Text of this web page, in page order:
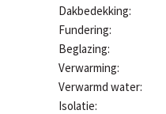
Dakbedekking:
Fundering:
Beglazing:
Verwarming:
Verwarmd water:
Isolatie: